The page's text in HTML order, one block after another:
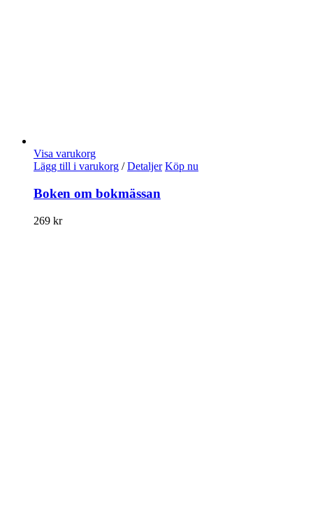
Visa varukorg
Lägg till i varukorg / Detaljer Köp nu
Boken om bokmässan
269 kr